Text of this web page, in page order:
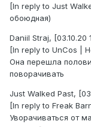
[In reply to Just
обоюдная)
Daniil Straj, [03.10.20
[In reply to UnCos |
Она перешла
поворачивать
Just Walked Past,
[In reply to Freak
Уворачиваться от